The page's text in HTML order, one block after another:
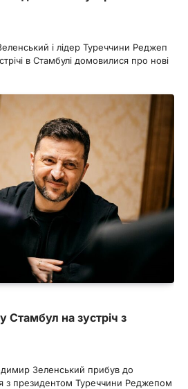
і лідер Туреччини Реджеп
в Стамбулі домовилися про нові
Стамбул на зустріч з
Зеленський прибув до
з президентом Туреччини Реджепом